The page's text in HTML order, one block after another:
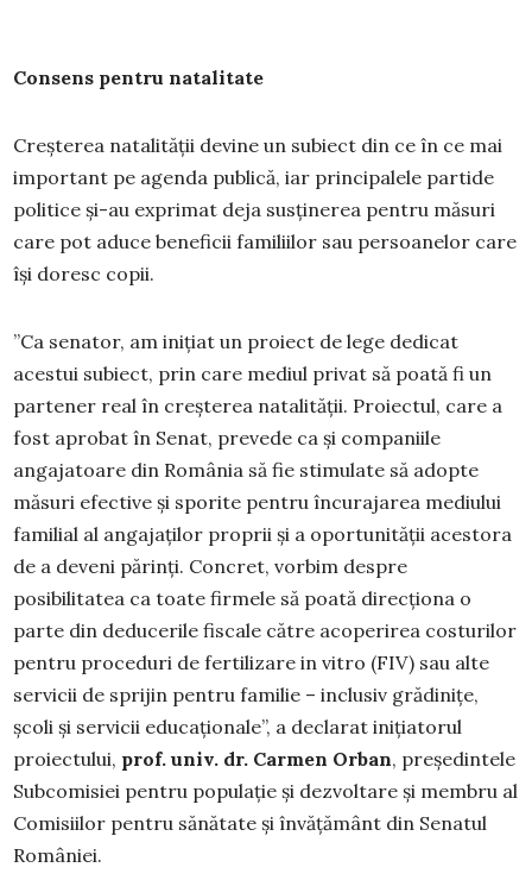
Consens pentru natalitate
Creșterea natalității devine un subiect din ce în ce mai
important pe agenda publică, iar principalele partide
politice și-au exprimat deja susținerea pentru măsuri
care pot aduce beneficii familiilor sau persoanelor care
își doresc copii.
”Ca senator, am inițiat un proiect de lege dedicat
acestui subiect, prin care mediul privat să poată fi un
partener real în creșterea natalității. Proiectul, care a
fost aprobat în Senat, prevede ca și companiile
angajatoare din România să fie stimulate să adopte
măsuri efective și sporite pentru încurajarea mediului
familial al angajaților proprii și a oportunității acestora
de a deveni părinți. Concret, vorbim despre
posibilitatea ca toate firmele să poată direcționa o
parte din deducerile fiscale către acoperirea costurilor
pentru proceduri de fertilizare in vitro (FIV) sau alte
servicii de sprijin pentru familie – inclusiv grădinițe,
școli și servicii educaționale”, a declarat inițiatorul
proiectului, prof. univ. dr. Carmen Orban, președintele
Subcomisiei pentru populație și dezvoltare și membru al
Comisiilor pentru sănătate și învățământ din Senatul
României.